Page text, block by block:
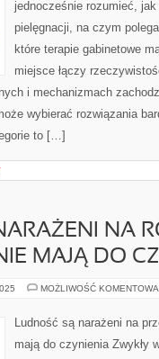
jednocześnie rozumieć, jak
pielęgnacji, na czym
które terapie gabinetowe
miejsce łączy
i mechanizmach
wybierać rozwiązania
to […]
NA
MAJĄ DO
MOŻLIWOŚĆ
Ludność są narażeni na
mają do czynienia Zwykły